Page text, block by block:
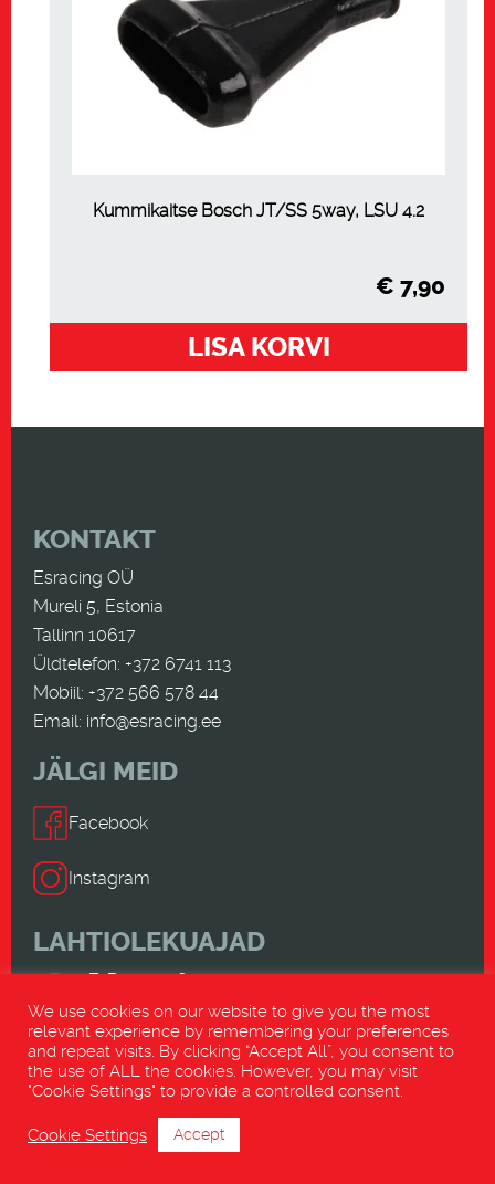
Kummikaitse Bosch JT/SS 5way, LSU 4.2
€ 7,90
LISA KORVI
KONTAKT
Esracing OÜ
Mureli 5, Estonia
Tallinn 10617
Üldtelefon: +372 6741 113
Mobiil: +372 566 578 44
Email: info@esracing.ee
JÄLGI MEID
Facebook
Instagram
LAHTIOLEKUAJAD
E-R 9.00-18.00
L-P SULETUD
VÕTA ÜHENDUST
INFO@ESRACING.EE
We use cookies on our website to give you the most
relevant experience by remembering your preferences
and repeat visits. By clicking “Accept All”, you consent to
the use of ALL the cookies. However, you may visit
"Cookie Settings" to provide a controlled consent.
Cookie Settings Accept